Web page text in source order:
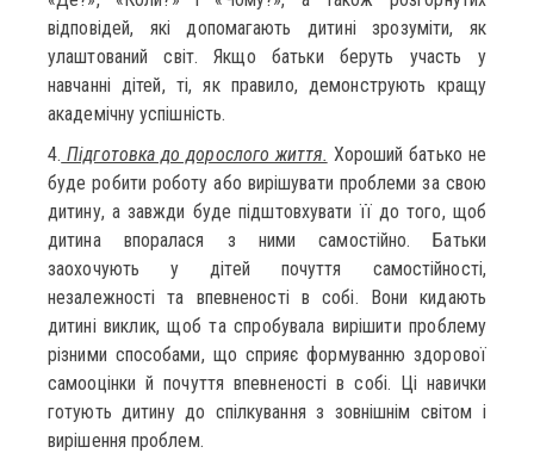
відповідей, які допомагають дитині зрозуміти, як
улаштований світ. Якщо батьки беруть участь у
навчанні дітей, ті, як правило, демонструють кращу
академічну успішність.
4. Підготовка до дорослого життя. Хороший батько не
буде робити роботу або вирішувати проблеми за свою
дитину, а завжди буде підштовхувати її до того, щоб
дитина впоралася з ними самостійно. Батьки
заохочують у дітей почуття самостійності,
незалежності та впевненості в собі. Вони кидають
дитині виклик, щоб та спробувала вирішити проблему
різними способами, що сприяє формуванню здорової
самооцінки й почуття впевненості в собі. Ці навички
готують дитину до спілкування з зовнішнім світом і
вирішення проблем.